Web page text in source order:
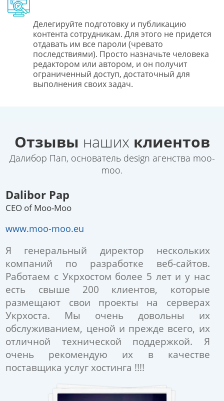
Делегируйте подготовку и публикацию
контента сотрудникам. Для этого не придется
отдавать им все пароли (чревато
последствиями). Просто назначьте человека
редактором или автором, и он получит
ограниченный доступ, достаточный для
выполнения своих задач.
Отзывы наших клиентов
Далибор Пап, основатель design агенства moo-
moo.
Dalibor Pap
CEO of Moo-Moo
www.moo-moo.eu
Я генеральный директор нескольких
компаний по разработке веб-сайтов.
Работаем с Укрхостом более 5 лет и у нас
есть свыше 200 клиентов, которые
размещают свои проекты на серверах
Укрхоста. Мы очень довольны их
обслуживанием, ценой и прежде всего, их
отличной технической поддержкой. Я
очень рекомендую их в качестве
поставщика услуг хостинга !!!!